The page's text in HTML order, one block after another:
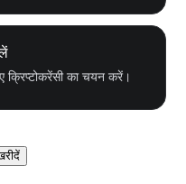
क्रिप्टोकरेंसी का चयन करें।